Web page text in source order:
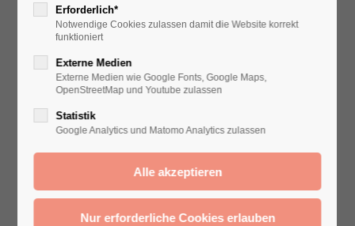
Der Eintrag "offcanvas-col3" existiert leider
nicht.
Der Eintrag "offcanvas-col4" existiert leider
nicht.
Erforderlich*
Notwendige Cookies zulassen damit die Website korrekt
funktioniert
Externe Medien
Externe Medien wie Google Fonts, Google Maps,
OpenStreetMap und Youtube zulassen
Statistik
Google Analytics und Matomo Analytics zulassen